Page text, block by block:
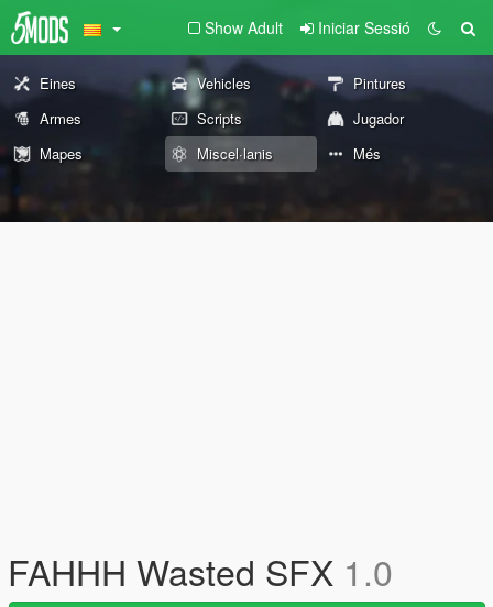
Show Adult Iniciar Sessió
Eines Vehicles
Pintures
Armes
Scripts
Jugador
Mapes
Miscel·lanis Més
FAHHH Wasted SFX 1.0